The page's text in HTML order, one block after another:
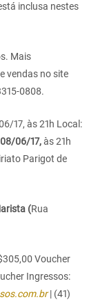
inclusa nestes
Mais
vendas no site
0808.
17, às 21h Local:
08/06/17,às 21h
Parigot de
(Rua
Voucher
Ingressos:
| (41)